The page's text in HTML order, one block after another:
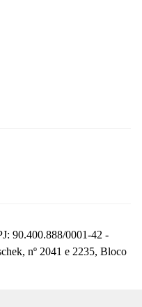
90.400.888/0001-42 -
nº 2041 e 2235, Bloco